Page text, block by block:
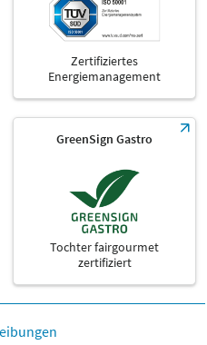
Zertifiziertes
Energiemanagement
GreenSign Gastro
Tochter fairgourmet
zertifiziert